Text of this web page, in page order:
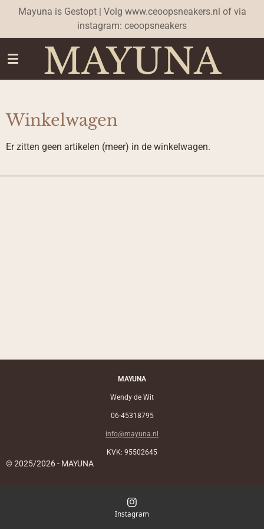
naar
de
hoofdinhoudMAYUNA
Mayuna is Gestopt | Volg www.ceoopsneakers.nl of via
instagram: ceoopsneakers
Winkelwagen
Er zitten geen artikelen (meer) in de winkelwagen.
MAYUNA
Wendy de Wit
06-45318795
info@mayuna.nl
KVK: 95502645
© 2025/2026 - MAYUNA
Instagram